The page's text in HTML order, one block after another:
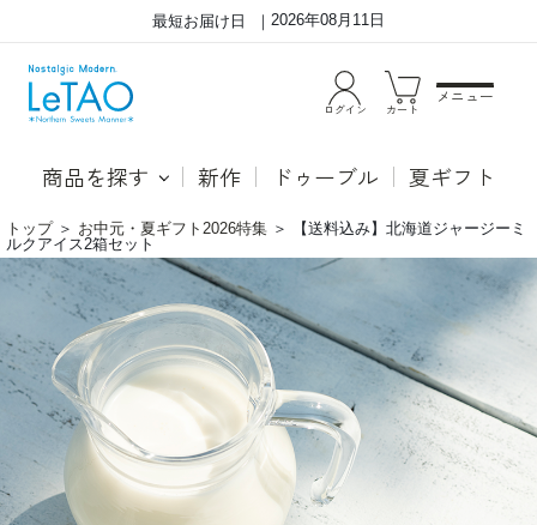
最短お届け日 2026年08月11日
ログイン カート
メニュー
商品を探す 新作 ドゥーブル 夏ギフト
トップ ＞ お中元・夏ギフト2026特集 ＞
【送料込み】北海道ジャージーミ
ルクアイス2箱セット
北
海
の
ジ
ャ
ー
ク
を
100％
使
十
勝
場
の
ジ
ャ
ル
ク
を
100％